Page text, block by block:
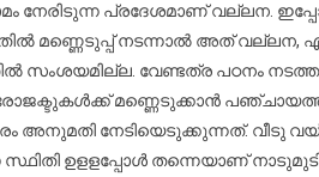
നേരിടുന്ന പ്രദേശമാണ് വല്ലന.
മണ്ണെടുപ്പ് നടന്നാൽ അത് വല്ലന,
സംശയമില്ല. വേണ്ടത്ര പഠനം
മണ്ണെടുക്കാൻ
നേടിയെടുക്കുന്നത്. വീടു
ഉളളപ്പോൾ തന്നെയാണ്